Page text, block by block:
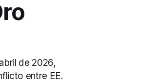
de 2026,
entre EE.